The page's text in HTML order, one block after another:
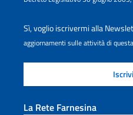
Sì, voglio iscrivermi alla
aggiornamenti sulle attività di
La Rete Farnesina